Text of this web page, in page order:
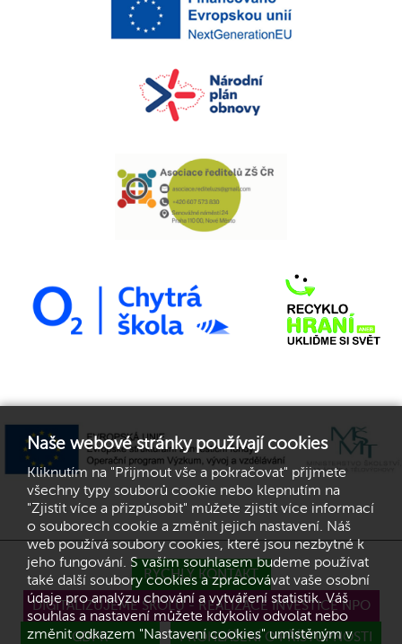
RYCHLÝ KONTAKT
DIGITALIZUJEME ŠKOLU - REALIZACE INVESTICE NPO
GDPR PROHLÁŠENÍ O PŘÍSTUPNOSTI
Naše webové stránky používají cookies
Kliknutím na "Přijmout vše a pokračovat" přijmete
všechny typy souborů cookie nebo klepnutím na
"Zjistit více a přizpůsobit" můžete zjistit více informací
o souborech cookie a změnit jejich nastavení. Náš
web používá soubory cookies, které jsou nezbytné k
jeho fungování. S vaším souhlasem budeme používat
také další soubory cookies a zpracovávat vaše osobní
údaje pro analýzu chování a vytváření statistik. Váš
souhlas a nastavení můžete kdykoliv odvolat nebo
změnit odkazem "Nastavení cookies" umístěným v